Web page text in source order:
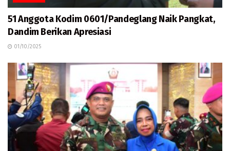
51 Anggota Kodim 0601/Pandeglang Naik Pangkat,
Dandim Berikan Apresiasi
01/10/2025